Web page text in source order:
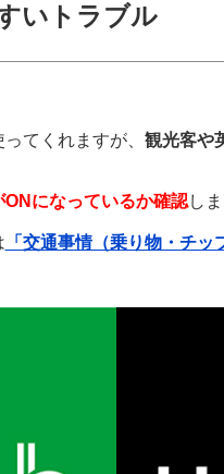
いトラブル
てくれますが、 観光客や
ONになっているか確認しま
「交通事情（乗り物・チッ